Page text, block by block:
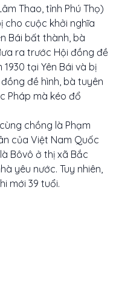
Thao, tỉnh Phú Thọ)
cho cuộc khởi nghĩa
Bái bất thành, bà
ra trước Hội đồng đề
tại Yên Bái và bị
đề hình, bà tuyên
Pháp mà kéo đổ
chồng là Phạm
của Việt Nam Quốc
Bôvô ở thị xã Bắc
yêu nước. Tuy nhiên,
mới 39 tuổi.